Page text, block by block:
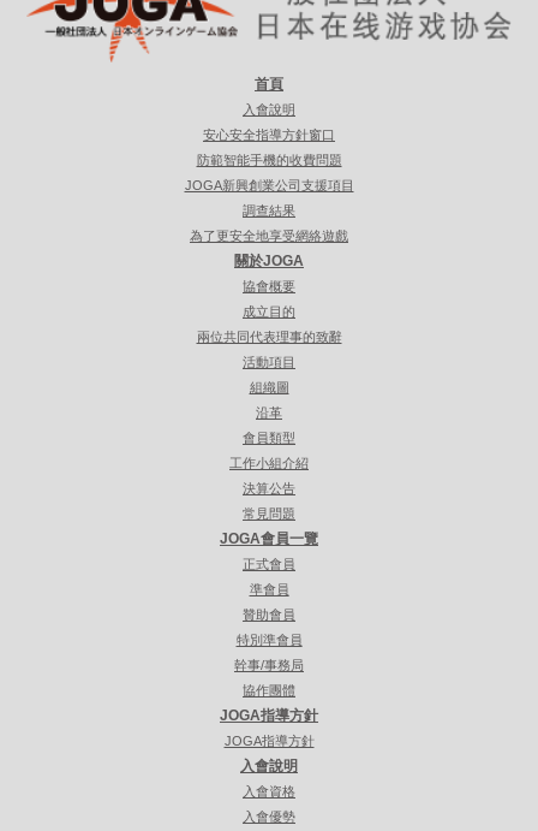
首頁
入會說明
安心安全指導方針窗口
防範智能手機的收費問題
JOGA新興創業公司支援項目
調查結果
為了更安全地享受網絡遊戲
關於JOGA
協會概要
成立目的
兩位共同代表理事的致辭
活動項目
組織圖
沿革
會員類型
工作小組介紹
決算公告
常見問題
JOGA會員一覽
正式會員
準會員
贊助會員
特別準會員
幹事/事務局
協作團體
JOGA指導方針
JOGA指導方針
入會說明
入會資格
入會優勢